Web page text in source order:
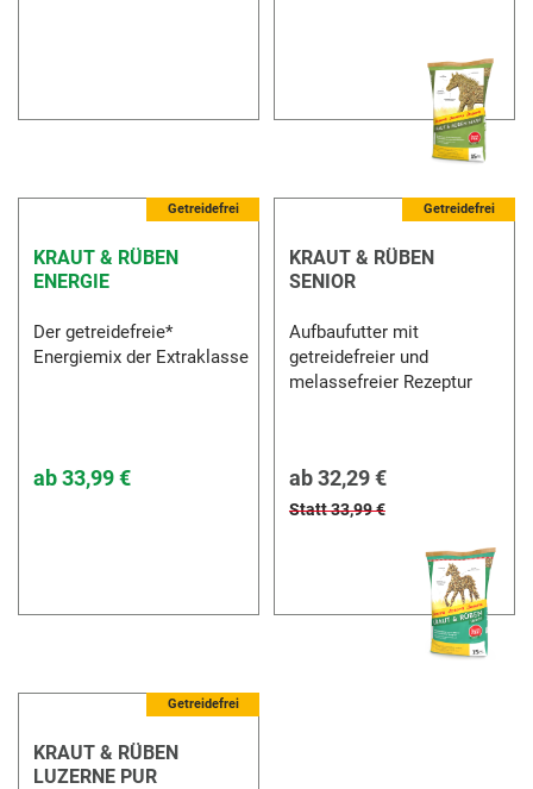
Getreidefrei
KRAUT & RÜBEN
ENERGIE
Der getreidefreie*
Energiemix der Extraklasse
ab33,99 €
Getreidefrei
5 %
KRAUT & RÜBEN
SENIOR
Aufbaufutter mit
getreidefreier und
melassefreier Rezeptur
ab32,29 €
Statt 33,99 €
Getreidefrei
KRAUT & RÜBEN
LUZERNE PUR